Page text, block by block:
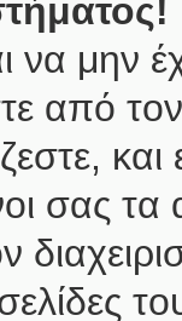
να μην
από
και
σας